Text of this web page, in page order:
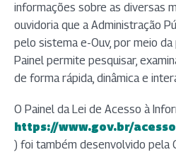
informações sobre as diversas
ouvidoria que a Administração
pelo sistema e-Ouv, por meio da
Painel permite pesquisar,
de forma rápida, dinâmica e
O Painel da Lei de Acesso à
https://www.gov.br/
(abre em nova aba)
) foi também desenvolvido pela